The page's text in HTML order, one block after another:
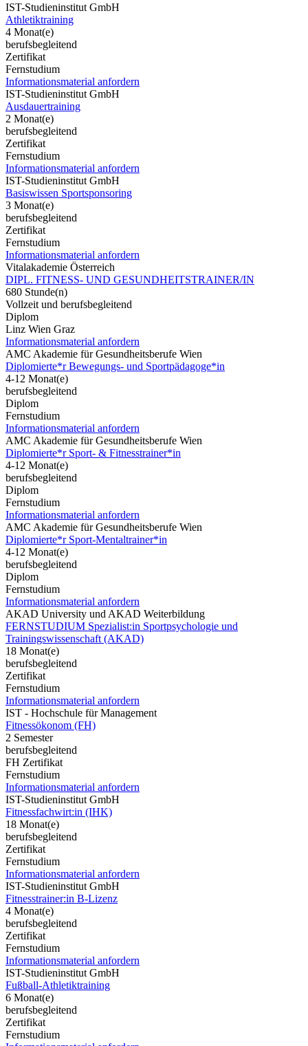
IST-Studieninstitut GmbH
Athletiktraining
4 Monat(e)
berufsbegleitend
Zertifikat
Fernstudium
Informationsmaterial anfordern
IST-Studieninstitut GmbH
Ausdauertraining
2 Monat(e)
berufsbegleitend
Zertifikat
Fernstudium
Informationsmaterial anfordern
IST-Studieninstitut GmbH
Basiswissen Sportsponsoring
3 Monat(e)
berufsbegleitend
Zertifikat
Fernstudium
Informationsmaterial anfordern
Vitalakademie Österreich
DIPL. FITNESS- UND GESUNDHEITSTRAINER/IN
680 Stunde(n)
Vollzeit und berufsbegleitend
Diplom
Linz Wien Graz
Informationsmaterial anfordern
AMC Akademie für Gesundheitsberufe Wien
Diplomierte*r Bewegungs- und Sportpädagoge*in
4-12 Monat(e)
berufsbegleitend
Diplom
Fernstudium
Informationsmaterial anfordern
AMC Akademie für Gesundheitsberufe Wien
Diplomierte*r Sport- & Fitnesstrainer*in
4-12 Monat(e)
berufsbegleitend
Diplom
Fernstudium
Informationsmaterial anfordern
AMC Akademie für Gesundheitsberufe Wien
Diplomierte*r Sport-Mentaltrainer*in
4-12 Monat(e)
berufsbegleitend
Diplom
Fernstudium
Informationsmaterial anfordern
AKAD University und AKAD Weiterbildung
FERNSTUDIUM Spezialist:in Sportpsychologie und
Trainingswissenschaft (AKAD)
18 Monat(e)
berufsbegleitend
Zertifikat
Fernstudium
Informationsmaterial anfordern
IST - Hochschule für Management
Fitnessökonom (FH)
2 Semester
berufsbegleitend
FH Zertifikat
Fernstudium
Informationsmaterial anfordern
IST-Studieninstitut GmbH
Fitnessfachwirt:in (IHK)
18 Monat(e)
berufsbegleitend
Zertifikat
Fernstudium
Informationsmaterial anfordern
IST-Studieninstitut GmbH
Fitnesstrainer:in B-Lizenz
4 Monat(e)
berufsbegleitend
Zertifikat
Fernstudium
Informationsmaterial anfordern
IST-Studieninstitut GmbH
Fußball-Athletiktraining
6 Monat(e)
berufsbegleitend
Zertifikat
Fernstudium